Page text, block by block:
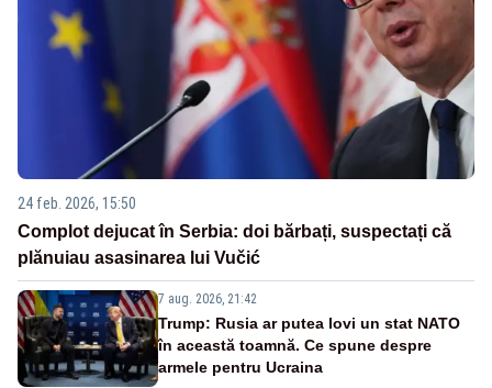
24 feb. 2026, 15:50
Complot dejucat în Serbia: doi bărbați, suspectați că
plănuiau asasinarea lui Vučić
7 aug. 2026, 21:42
Trump: Rusia ar putea lovi un stat NATO
în această toamnă. Ce spune despre
armele pentru Ucraina